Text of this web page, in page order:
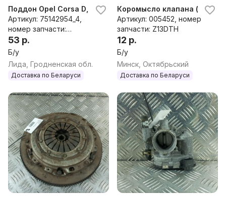
Поддон Opel Corsa D, 2008 г.
Артикул: 75142954_4,
номер запчасти:
9129316,0077007
53 р.
Б/у
Лида, Гродненская обл.
Доставка по Беларуси
Коромысло клапана (рокер)
Артикул: 005452, номер
запчасти: Z13DTH
12 р.
Б/у
Минск, Октябрьский
Доставка по Беларуси